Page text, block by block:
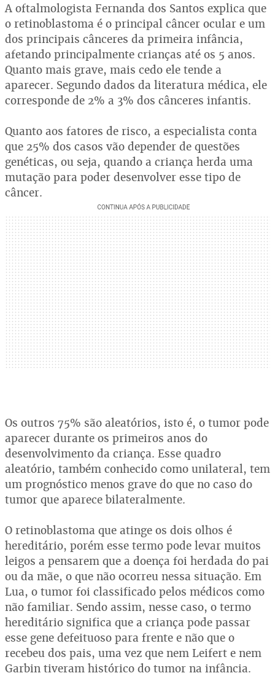
A oftalmologista Fernanda dos Santos explica que
o retinoblastoma é o principal câncer ocular e um
dos principais cânceres da primeira infância,
afetando principalmente crianças até os 5 anos.
Quanto mais grave, mais cedo ele tende a
aparecer. Segundo dados da literatura médica, ele
corresponde de 2% a 3% dos cânceres infantis.
Quanto aos fatores de risco, a especialista conta
que 25% dos casos vão depender de questões
genéticas, ou seja, quando a criança herda uma
mutação para poder desenvolver esse tipo de
câncer.
Os outros 75% são aleatórios, isto é, o tumor pode
aparecer durante os primeiros anos do
desenvolvimento da criança. Esse quadro
aleatório, também conhecido como unilateral, tem
um prognóstico menos grave do que no caso do
tumor que aparece bilateralmente.
O retinoblastoma que atinge os dois olhos é
hereditário, porém esse termo pode levar muitos
leigos a pensarem que a doença foi herdada do pai
ou da mãe, o que não ocorreu nessa situação. Em
Lua, o tumor foi classificado pelos médicos como
não familiar. Sendo assim, nesse caso, o termo
hereditário significa que a criança pode passar
esse gene defeituoso para frente e não que o
recebeu dos pais, uma vez que nem Leifert e nem
Garbin tiveram histórico do tumor na infância.